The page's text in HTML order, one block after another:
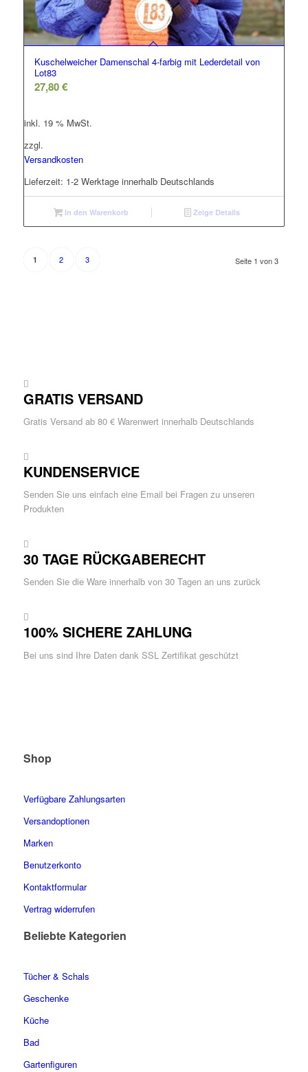
Kuschelweicher Damenschal 4-farbig mit Lederdetail von
Lot83
27,80€
inkl. 19 % MwSt.
zzgl.
Versandkosten
Lieferzeit: 1-2 Werktage innerhalb Deutschlands
In den Warenkorb Zeige Details
Seite 1 von 3
1 2 3
GRATIS VERSAND
Gratis Versand ab 80 € Warenwert innerhalb Deutschlands
KUNDENSERVICE
Senden Sie uns einfach eine Email bei Fragen zu unseren
Produkten
30 TAGE RÜCKGABERECHT
Senden Sie die Ware innerhalb von 30 Tagen an uns zurück
100% SICHERE ZAHLUNG
Bei uns sind Ihre Daten dank SSL Zertifikat geschützt
Shop
Verfügbare Zahlungsarten
Versandoptionen
Marken
Benutzerkonto
Kontaktformular
Vertrag widerrufen
Beliebte Kategorien
Tücher & Schals
Geschenke
Küche
Bad
Gartenfiguren